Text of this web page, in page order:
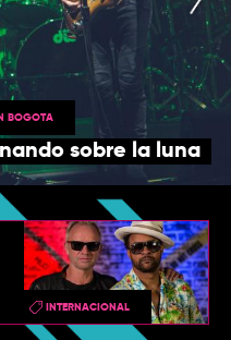
BOGOTA
sobre la luna
INTERNACIONAL